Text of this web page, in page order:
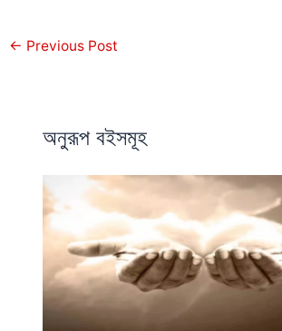
← Previous Post
অনুরূপ বইসমূহ